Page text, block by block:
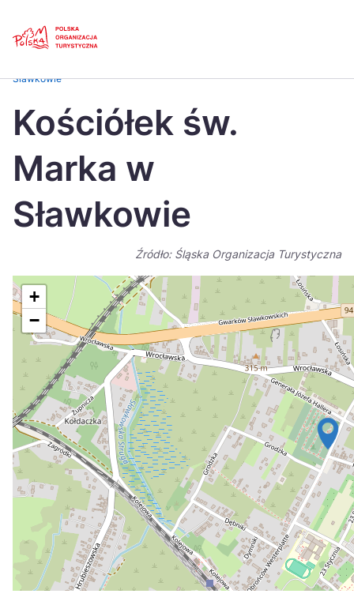
Česká
Dansk
Italiano
日本
Português
Suomi
Україна
Zamknij
Sławkowie
Kościółek św.
Marka w
Sławkowie
Źródło: Śląska Organizacja Turystyczna
+
−